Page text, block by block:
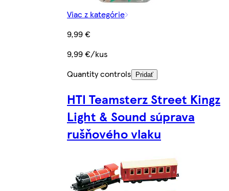
Viac z kategórie
9,99 €
9,99 €/kus
Quantity controls
Pridať
HTI Teamsterz Street Kingz
Light & Sound súprava
rušňového vlaku